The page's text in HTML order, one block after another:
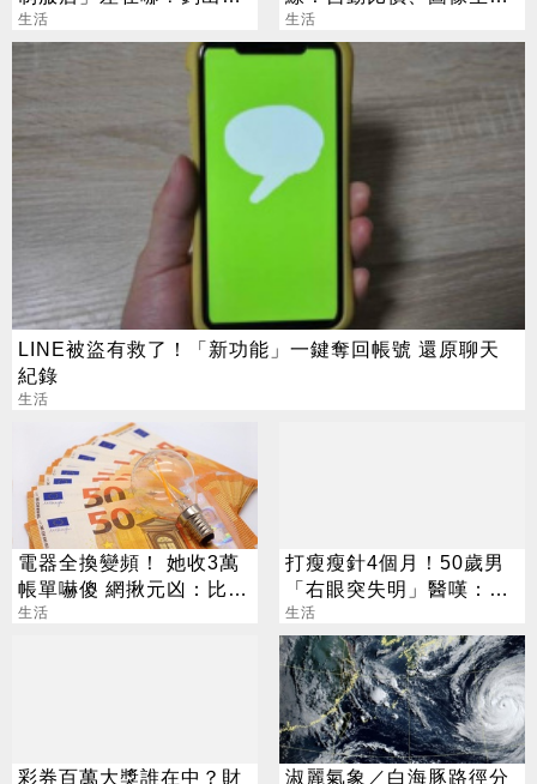
群老司機：帶你去
生活
化身最強助理
生活
LINE被盜有救了！「新功能」一鍵奪回帳號 還原聊天
紀錄
生活
電器全換變頻！ 她收3萬
帳單嚇傻 網揪元凶：比冷
氣更耗電
生活
打瘦瘦針4個月！50歲男
「右眼突失明」醫嘆：無
法恢復
生活
彩券百萬大獎誰在中？財
淑麗氣象／白海豚路徑分